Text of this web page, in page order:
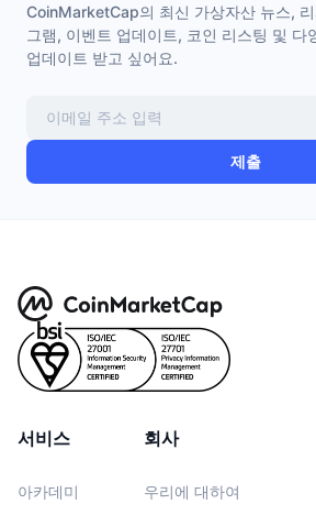
CoinMarketCap의 최신 가상자산 뉴스,
그램, 이벤트 업데이트, 코인 리스팅 및 다
업데이트 받고 싶어요.
제출
서비스
아카데미
회사
우리에 대하여